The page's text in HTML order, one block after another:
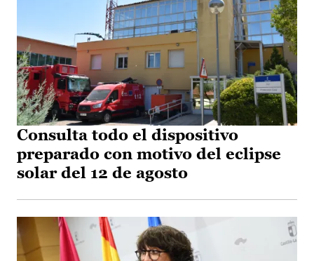
Consulta todo el dispositivo
preparado con motivo del eclipse
solar del 12 de agosto